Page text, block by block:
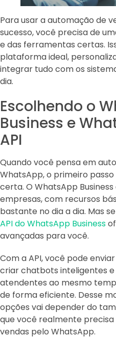
Para usar a automação de
sucesso, você precisa de
e das ferramentas certas.
plataforma ideal,
integrar tudo com os
dia.
Escolhendo o
Business e
API
Quando você pensa em
WhatsApp, o primeiro
certa. O WhatsApp
empresas, com recursos
bastante no dia a dia. Mas
API do WhatsApp Business
avançadas para você.
Com a API, você pode
criar chatbots inteligentes
atendentes ao mesmo
de forma eficiente. Desse
opções vai depender do
que você realmente
vendas pelo WhatsApp.